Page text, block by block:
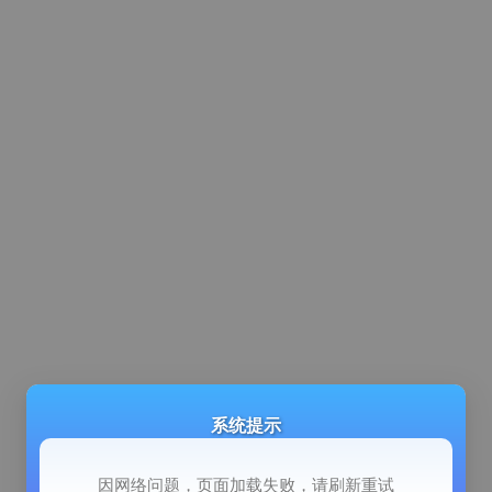
系统提示
因网络问题，页面加载失败，请刷新重试